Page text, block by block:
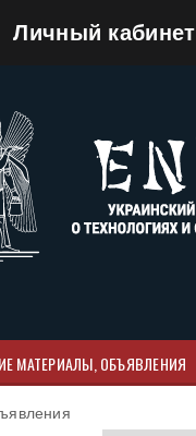
Личный кабинет
МАТЕРИАЛЫ, ОБЪЯВЛЕНИЯ